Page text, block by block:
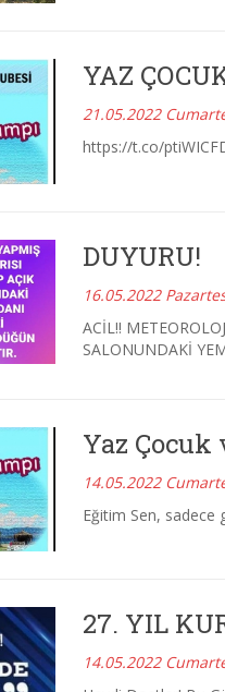
YAZ
21.05.2022
https://t.co/
DUYURU!
16.05.2022
ACİL!!
SALONUNDAKİ
Yaz Çocuk
14.05.2022
Eğitim Sen, sadece
27. YIL
14.05.2022